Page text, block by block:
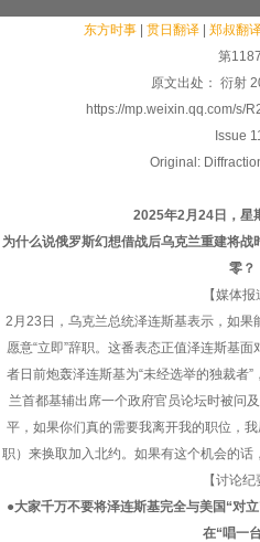
东方时事 贯日翻译 郑叔翻
第
原文出处： 衍射
https://mp.weixin.qq.com/s/
Issue
Original:
2025年2月24日，星
为什么说俄罗斯幻想借战后乌克兰重建将
零？
【媒体报
2月23日，乌克兰总统泽连斯基表示，如
愿意“立即”辞职。这番表态正值泽连斯基
者日前炮轰泽连斯基为“未经选举的独裁者
兰首都基辅出席一个政府官员论坛时被问
平，如果你们真的需要我离开我的职位，
职）来换取加入北约。如果有这个机会的话
【讨论纪
●大家千万不要将泽连斯基完全与美国“对
在“唱一